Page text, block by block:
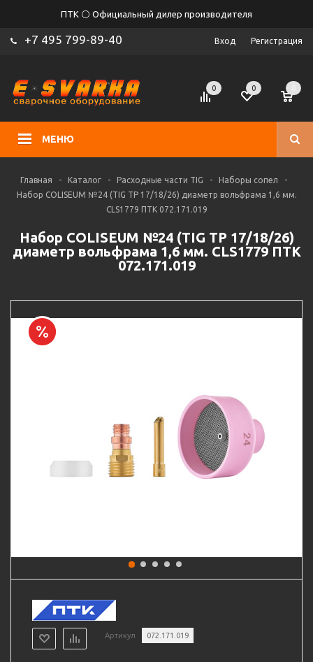
ПТК ⚪ Официальный дилер производителя
+7 495 799-89-40 Вход Регистрация
МЕНЮ
0 0
Главная - Каталог - Расходные части TIG - Наборы сопел
-
Набор COLISEUM №24 (TIG TP 17/18/26) диаметр вольфрама 1,6 мм.
CLS1779 ПТК 072.171.019
Набор COLISEUM №24 (TIG TP 17/18/26)
диаметр вольфрама 1,6 мм. CLS1779 ПТК
072.171.019
Артикул 072.171.019